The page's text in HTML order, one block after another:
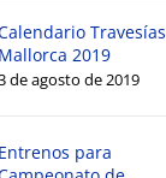
Travesías
Mallorca 2019
de agosto de 2019
Entrenos para